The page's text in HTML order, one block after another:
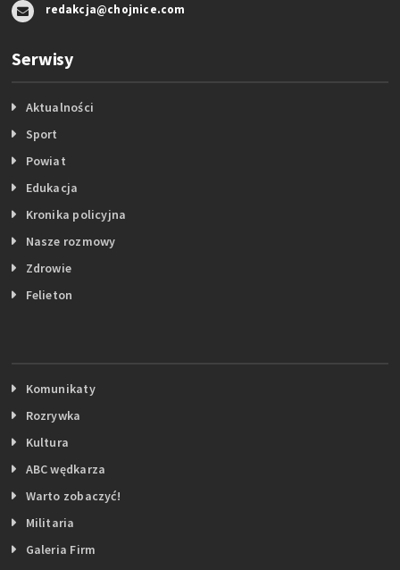
redakcja@chojnice.com
Serwisy
Aktualności
Sport
Powiat
Edukacja
Kronika policyjna
Nasze rozmowy
Zdrowie
Felieton
Komunikaty
Rozrywka
Kultura
ABC wędkarza
Warto zobaczyć!
Militaria
Galeria Firm